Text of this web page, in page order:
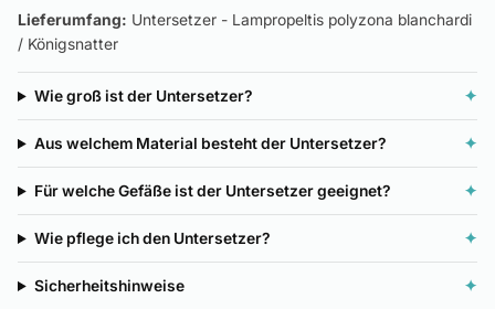
Lieferumfang: Untersetzer - Lampropeltis polyzona blanchardi
/ Königsnatter
Wie groß ist der Untersetzer? ✦
Aus welchem Material besteht der Untersetzer? ✦
Für welche Gefäße ist der Untersetzer geeignet? ✦
Wie pflege ich den Untersetzer? ✦
Sicherheitshinweise ✦